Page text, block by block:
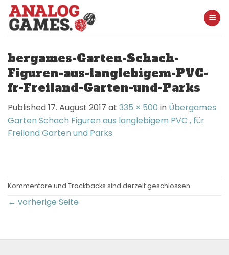
Skip
content
bergames-Garten-Schach-
Figuren-aus-langlebigem-PVC-
fr-Freiland-Garten-und-Parks
Published17. August 2017 at 335 × 500 in Übergames
Garten Schach Figuren aus langlebigem PVC , für
Freiland Garten und Parks
Kommentare und Trackbacks sind derzeit geschlossen.
← vorherige Seite